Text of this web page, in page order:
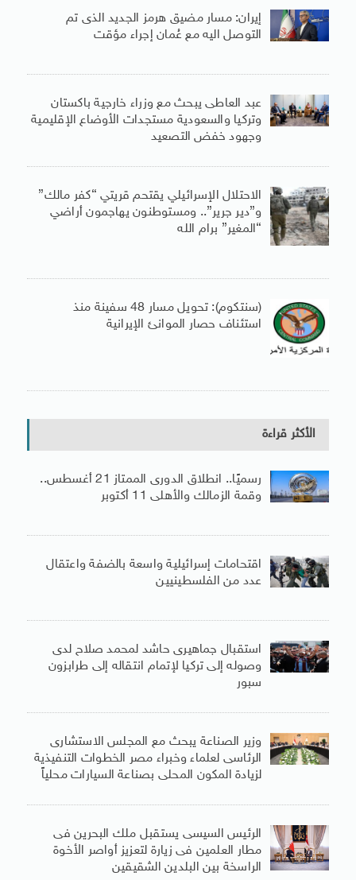
إيران: مسار مضيق هرمز الجديد الذى تم
التوصل اليه مع عُمان إجراء مؤقت
عبد العاطى يبحث مع وزراء خارجية باكستان
وتركيا والسعودية مستجدات الأوضاع الإقليمية
وجهود خفض التصعيد
الاحتلال الإسرائيلي يقتحم قريتي “كفر مالك”
و”دير جرير”.. ومستوطنون يهاجمون أراضي
“المغير” برام الله
(سنتكوم): تحويل مسار 48 سفينة منذ
استئناف حصار الموانئ الإيرانية
الأكثر قراءة
رسميًا.. انطلاق الدورى الممتاز 21 أغسطس..
وقمة الزمالك والأهلى 11 أكتوبر
اقتحامات إسرائيلية واسعة بالضفة واعتقال
عدد من الفلسطينيين
استقبال جماهيرى حاشد لمحمد صلاح لدى
وصوله إلى تركيا لإتمام انتقاله إلى طرابزون
سبور
وزير الصناعة يبحث مع المجلس الاستشارى
الرئاسى لعلماء وخبراء مصر الخطوات التنفيذية
لزيادة المكون المحلى بصناعة السيارات محلياً
الرئيس السيسى يستقبل ملك البحرين فى
مطار العلمين فى زيارة لتعزيز أواصر الأخوة
الراسخة بين البلدين الشقيقين